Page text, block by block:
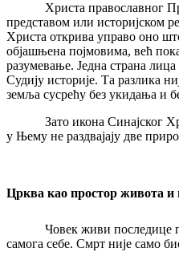
Христа православног
представом или историјском
Христа открива управо оно
објашњена појмовима, већ
разумевање. Једна страна
Судију историје. Та разлика
земља сусрећу без укидања и
Зато икона Синајског
у Њему не раздвајају две
Црква као простор живота и
Човек живи последице
самога себе. Смрт није само